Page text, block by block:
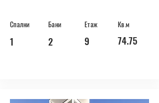
Спални Бани Етаж Кв.м
1 2 9 74.75